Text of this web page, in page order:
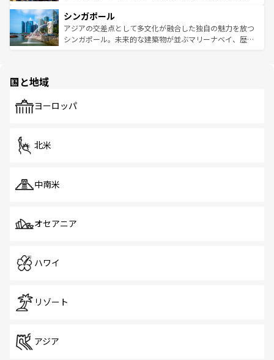
参照してほしい。
激する。気候は一年中温暖で、どの季節にも異なる楽しみ
が待っている。親しみやすいタイの人々、仏教を中心とし
た文化、そして多様な観光資源が、訪れる旅人を魅了し続
み、どこを訪れても感動するはず。観光スポットが密集し
ており、効率よく見どころを回れるのも魅力。息をのむよ
うな絶景から文化的な体験まで、香港を存分に楽しみ尽く
シンガポール
アジアの交差点として多文化が融合した独自の魅力を放つ
シンガポール。未来的な建築物が並ぶマリーナベイ、歴史
で、ホーカーズは地元の風情を楽しめる外せないスポット
国と地域
ヨーロッパ
北米
中南米
オセアニア
ハワイ
リゾート
アジア